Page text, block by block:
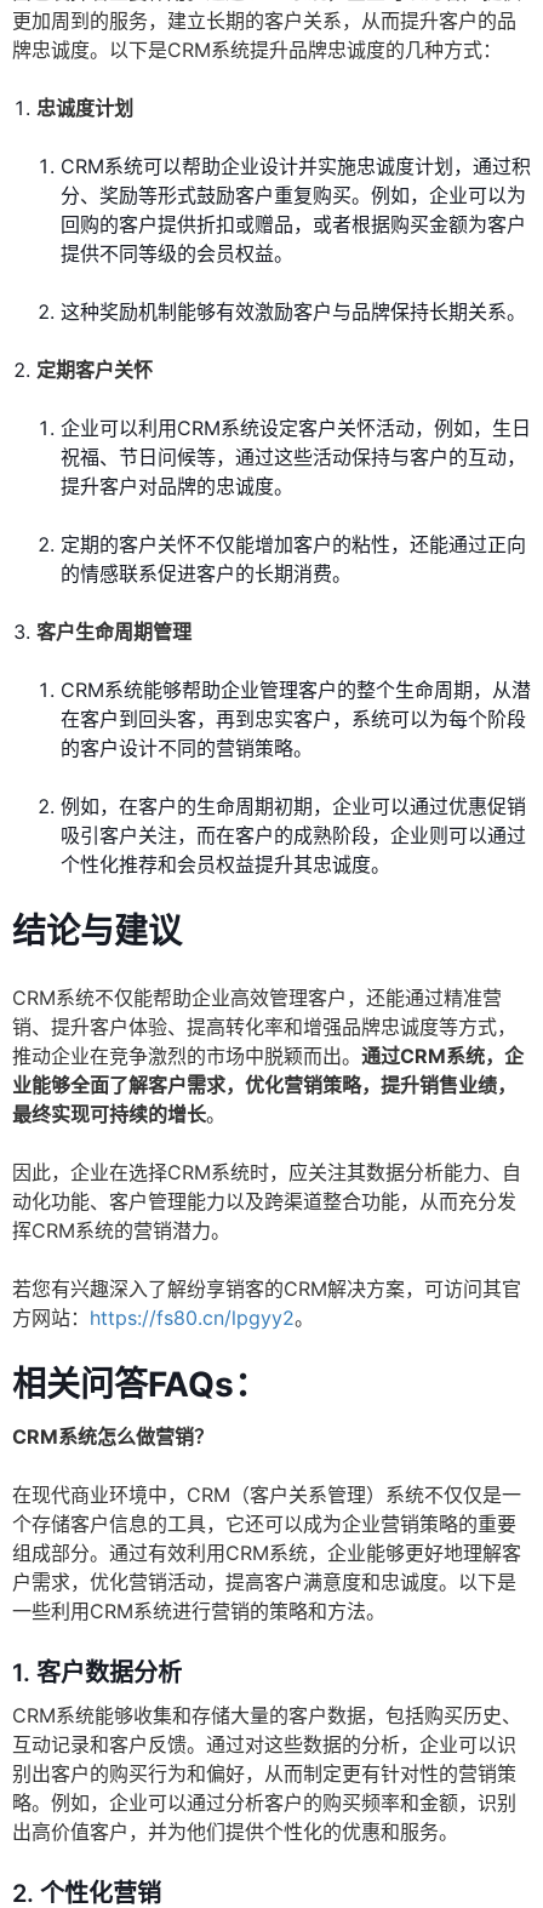
更加周到的服务，建立长期的客户关系，从而提升客户的品
牌忠诚度。以下是CRM系统提升品牌忠诚度的几种方式：
忠诚度计划
CRM系统可以帮助企业设计并实施忠诚度计划，通过积
分、奖励等形式鼓励客户重复购买。例如，企业可以为
回购的客户提供折扣或赠品，或者根据购买金额为客户
提供不同等级的会员权益。
这种奖励机制能够有效激励客户与品牌保持长期关系。
定期客户关怀
企业可以利用CRM系统设定客户关怀活动，例如，生日
祝福、节日问候等，通过这些活动保持与客户的互动，
提升客户对品牌的忠诚度。
定期的客户关怀不仅能增加客户的粘性，还能通过正向
的情感联系促进客户的长期消费。
客户生命周期管理
CRM系统能够帮助企业管理客户的整个生命周期，从潜
在客户到回头客，再到忠实客户，系统可以为每个阶段
的客户设计不同的营销策略。
例如，在客户的生命周期初期，企业可以通过优惠促销
吸引客户关注，而在客户的成熟阶段，企业则可以通过
个性化推荐和会员权益提升其忠诚度。
结论与建议
CRM系统不仅能帮助企业高效管理客户，还能通过精准营
销、提升客户体验、提高转化率和增强品牌忠诚度等方式，
推动企业在竞争激烈的市场中脱颖而出。 通过CRM系统，企
业能够全面了解客户需求，优化营销策略，提升销售业绩，
最终实现可持续的增长。
因此，企业在选择CRM系统时，应关注其数据分析能力、自
动化功能、客户管理能力以及跨渠道整合功能，从而充分发
挥CRM系统的营销潜力。
若您有兴趣深入了解纷享销客的CRM解决方案，可访问其官
方网站： https://fs80.cn/lpgyy2。
相关问答FAQs：
CRM系统怎么做营销？
在现代商业环境中，CRM（客户关系管理）系统不仅仅是一
个存储客户信息的工具，它还可以成为企业营销策略的重要
组成部分。通过有效利用CRM系统，企业能够更好地理解客
户需求，优化营销活动，提高客户满意度和忠诚度。以下是
一些利用CRM系统进行营销的策略和方法。
1. 客户数据分析
CRM系统能够收集和存储大量的客户数据，包括购买历史、
互动记录和客户反馈。通过对这些数据的分析，企业可以识
别出客户的购买行为和偏好，从而制定更有针对性的营销策
略。例如，企业可以通过分析客户的购买频率和金额，识别
出高价值客户，并为他们提供个性化的优惠和服务。
2. 个性化营销